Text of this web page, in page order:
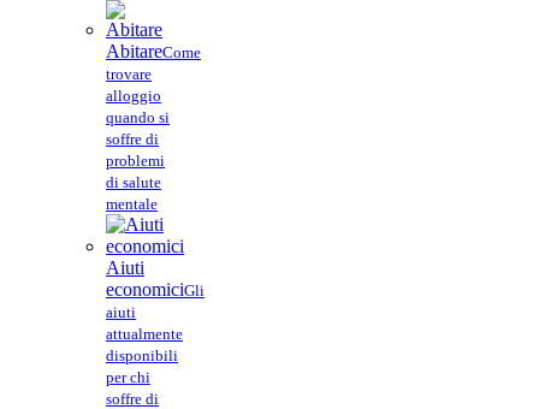
AbitareCome
trovare
alloggio
quando si
soffre di
problemi
di salute
mentale
Aiuti
economiciGli
aiuti
attualmente
disponibili
per chi
soffre di